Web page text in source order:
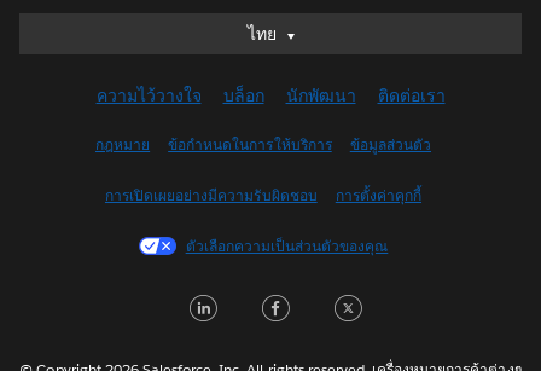
ไทย
ไทย
English (UK)
English (US)
Français (Canada)
Français (France)
日本語
ความไว้วางใจ บล็อก นักพัฒนา ติดต่อเรา
กฎหมาย ข้อกำหนดในการให้บริการ ข้อมูลส่วนตัว
การเปิดเผยอย่างมีความรับผิดชอบ การตั้งค่าคุกกี้
ตัวเลือกความเป็นส่วนตัวของคุณ